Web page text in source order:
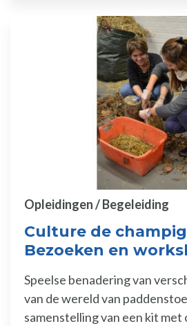
Culture de
Bezoeken en
Opleidingen / Begeleiding
Speelse benadering van
van de wereld van
samenstelling van een kit